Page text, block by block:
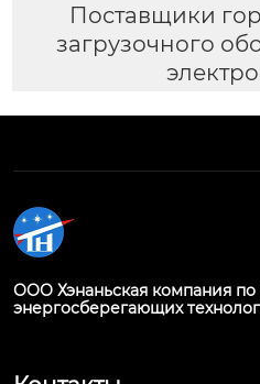
Поставщики
загрузочного
ООО Хэнаньская компания
энергосберегающих